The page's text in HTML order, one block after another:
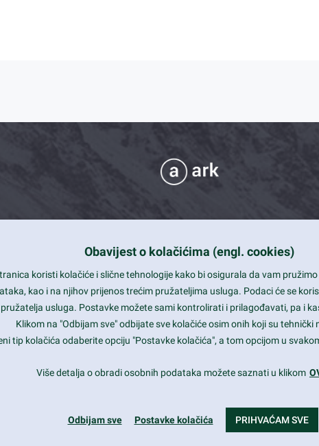
Smart and beautiful design
Unlimited Eelements
Mobile ready
Obavijest o kolačićima (engl. cookies)
koristi kolačiće i slične tehnologije kako bi osigurala da vam
kao i na njihov prijenos trećim pružateljima usluga. Podaci će se
usluga. Postavke možete sami kontrolirati i prilagođavati, pa i
Klikom na "Odbijam sve" odbijate sve kolačiće osim onih koji su tehnički
tip kolačića odaberite opciju "Postavke kolačića", a tom opcijom u
Više detalja o obradi osobnih podataka možete saznati u klikom
Odbijam sve Postavke kolačića PRIHVAĆAM SVE